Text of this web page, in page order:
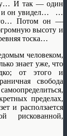
И так — один
и он увидел… …
Потом он —
высоту и
тоска…
человеком,
знает уже, что
от этого и
свобода
пределах,
и расползается
рискованной,